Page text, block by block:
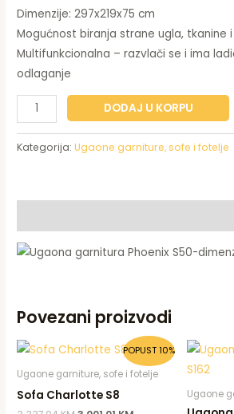
Dimenzije: 297x219x75 cm
Mogućnost biranja strane ugla, tkanine
Multifunkcionalna – razvlači se i ima
odlaganje
DODAJ U KORPU
Kategorija:Ugaone garniture, sofe i fotelje
Povezani proizvodi
POPUST 10%
Ugaone garniture, sofe i fotelje
Sofa Charlotte S8
Original
price
was:
3.337,04 KM.
Current
price
is:
3.001,01 KM.
Ugaone